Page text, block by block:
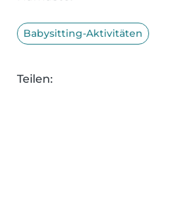
Babysitting-Aktivitäten
Teilen: